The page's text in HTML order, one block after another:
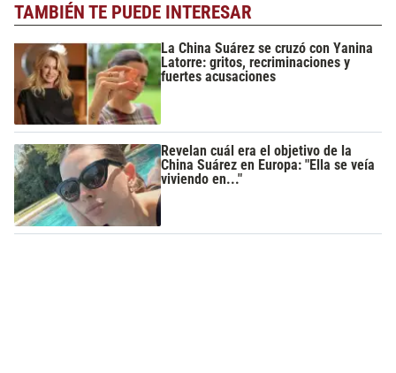
TAMBIÉN TE PUEDE INTERESAR
La China Suárez se cruzó con Yanina
Latorre: gritos, recriminaciones y
fuertes acusaciones
Revelan cuál era el objetivo de la
China Suárez en Europa: "Ella se veía
viviendo en..."